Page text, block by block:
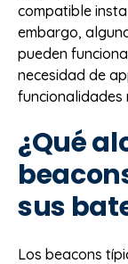
compatible
embargo,
pueden
necesidad de
funcionalidades
¿Qué
sus
Los beacons